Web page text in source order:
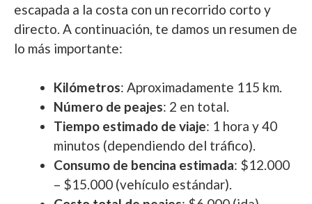
escapada a la costa con un recorrido corto y
directo. A continuación, te damos un resumen de
lo más importante:
Kilómetros: Aproximadamente 115 km.
Número de peajes: 2 en total.
Tiempo estimado de viaje: 1 hora y 40
minutos (dependiendo del tráfico).
Consumo de bencina estimada: $12.000
– $15.000 (vehículo estándar).